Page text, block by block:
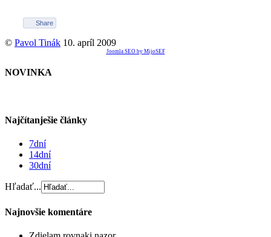
Share
© Pavol Tinák 10. apríl 2009
Joomla SEO by MijoSEF
NOVINKA
Najčítanješie články
7dní
14dní
30dní
Hľadať...
Najnovšie komentáre